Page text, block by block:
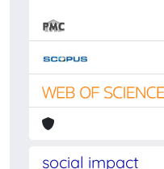
social impact